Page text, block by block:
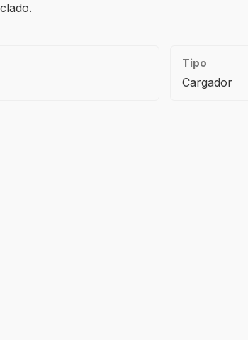
Tipo
Cargador